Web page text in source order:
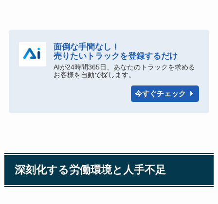
面倒な手間なし！
売りたいトラックを登録するだけ
AIが24時間365日、あなたのトラックを求める
お客様を自動で探します。
今すぐチェック
深刻化する労働環境と人手不足